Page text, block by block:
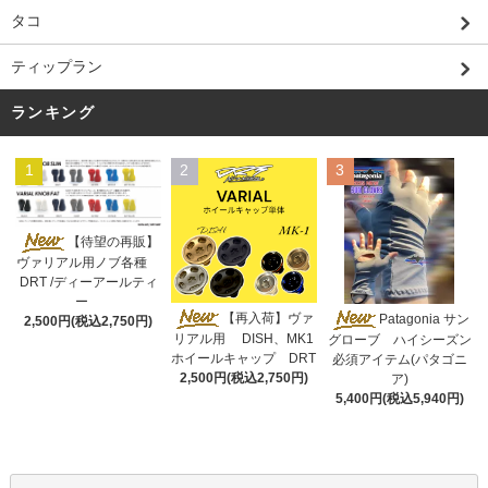
タコ
ティップラン
ランキング
1
【待望の再販】
ヴァリアル用ノブ各種
DRT /ディーアールティ
ー
2,500円(税込2,750円)
2
【再入荷】ヴァ
リアル用 DISH、MK1
ホイールキャップ DRT
2,500円(税込2,750円)
3
Patagonia サン
グローブ ハイシーズン
必須アイテム(パタゴニ
ア)
5,400円(税込5,940円)